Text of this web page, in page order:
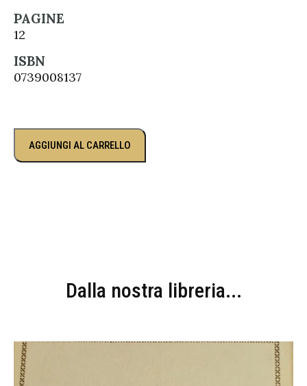
PAGINE
12
ISBN
0739008137
AGGIUNGI AL CARRELLO
Dalla nostra libreria...